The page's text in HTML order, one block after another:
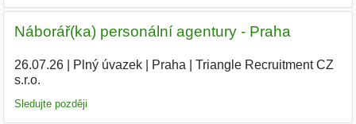
Náborář(ka) personální agentury - Praha
26.07.26| Plný úvazek| Praha
Triangle Recruitment CZ
s.r.o.
Sledujte později